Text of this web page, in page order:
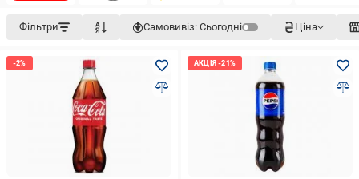
Фільтри Самовивіз: Сьогодні Ціна